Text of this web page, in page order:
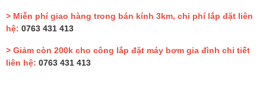
> Miễn phí giao hàng trong bán kính 3km, chi phí lắp đặt liên
hệ: 0763 431 413
> Giảm còn 200k cho công lắp đặt máy bơm gia đình chi tiết
liên hệ: 0763 431 413